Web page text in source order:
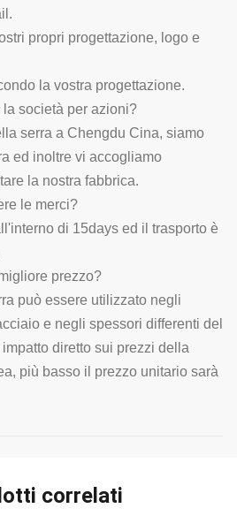
propri progettazione, logo e
la vostra progettazione.
società per azioni?
serra a Chengdu Cina, siamo
ed inoltre vi accogliamo
la nostra fabbrica.
le merci?
di 15days ed il trasporto è
prezzo?
può essere utilizzato negli
e negli spessori differenti del
diretto sui prezzi della
più basso il prezzo unitario sarà
correlati